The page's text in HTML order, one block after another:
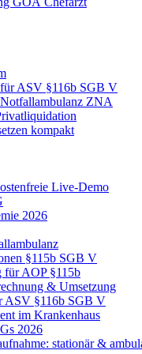
ASV §116b SGB V
ZNA
kompakt
Live-Demo
2026
§115b SGB V
für AOP §115b
& Umsetzung
ASV §116b SGB V
im Krankenhaus
2026
stationär &